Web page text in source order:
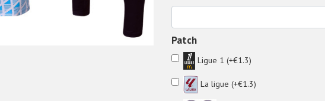
Patch
Ligue 1 (+€1.3)
La ligue (+€1.3)